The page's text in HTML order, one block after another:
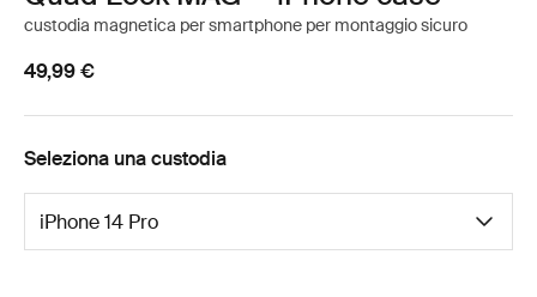
custodia magnetica per smartphone per montaggio sicuro
49,99 €
Seleziona una custodia